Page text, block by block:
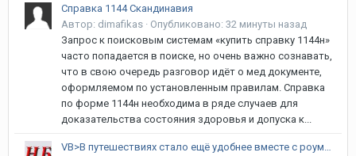
Справка 1144 Скандинавия
Автор: dimafikas · Опубликовано: 32 минуты назад
Запрос к поисковым системам «купить справку 1144н»
часто попадается в поиске, но очень важно сознавать,
что в свою очередь разговор идёт о мед документе,
оформляемом по установленным правилам. Справка
по форме 1144н необходима в ряде случаев для
доказательства состояния здоровья и допуска к...
VB>В путешествиях стало ещё удобнее вместе с роумингом от О! и Apple Pay